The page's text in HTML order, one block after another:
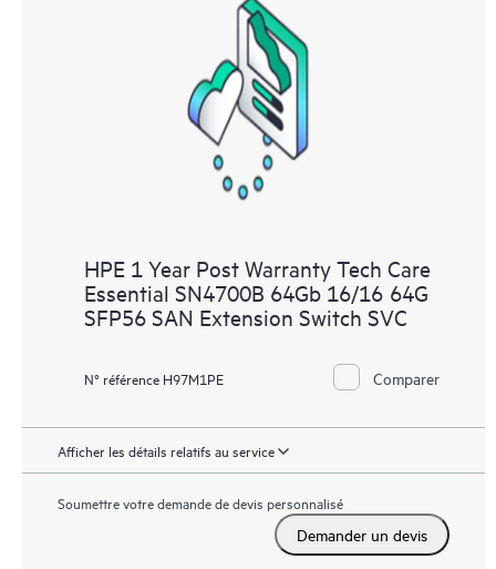
HPE 1 Year Post Warranty Tech Care
Essential SN4700B 64Gb 16/16 64G
SFP56 SAN Extension Switch SVC
N° référence H97M1PE Comparer
Afficher les détails relatifs au service
Soumettre votre demande de devis personnalisé
Demander un devis